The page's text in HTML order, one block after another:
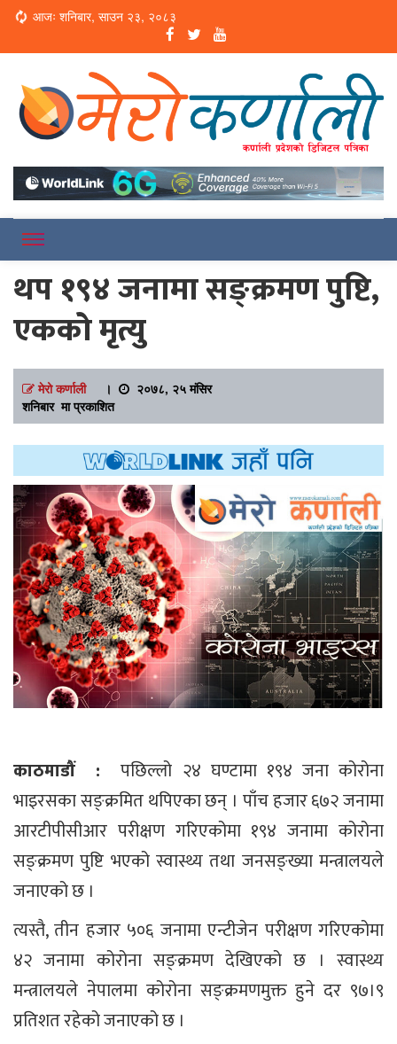
Loading...
आजः शनिबार, साउन २३, २०८३
Merokarnali
थप १९४ जनामा सङ्क्रमण पुष्टि,
एकको मृत्यु
मेरो कर्णाली।
२०७८, २५ मंसिर
शनिबार मा प्रकाशित
काठमाडौं :
पछिल्लो २४ घण्टामा १९४ जना कोरोना
भाइरसका सङ्क्रमित थपिएका छन् । पाँच हजार ६७२ जनामा
आरटीपीसीआर परीक्षण गरिएकोमा १९४ जनामा कोरोना
सङ्क्रमण पुष्टि भएको स्वास्थ्य तथा जनसङ्ख्या मन्त्रालयले
जनाएको छ ।
त्यस्तै, तीन हजार ५०६ जनामा एन्टीजेन परीक्षण गरिएकोमा
४२ जनामा कोरोना सङ्क्रमण देखिएको छ । स्वास्थ्य
मन्त्रालयले नेपालमा कोरोना सङ्क्रमणमुक्त हुने दर ९७।९
प्रतिशत रहेको जनाएको छ ।